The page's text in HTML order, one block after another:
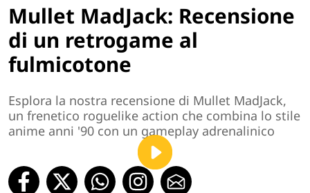
Mullet MadJack: Recensione
di un retrogame al
fulmicotone
Esplora la nostra recensione di Mullet MadJack,
un frenetico roguelike action che combina lo stile
anime anni '90 con un gameplay adrenalinico